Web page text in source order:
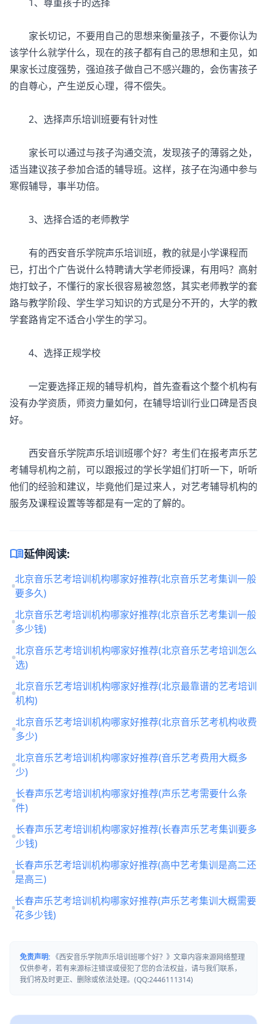
家长切记，不要用自己的思想来衡量孩子，不要你认为
该学什么就学什么，现在的孩子都有自己的思想和主见，如
果家长过度强势，强迫孩子做自己不感兴趣的，会伤害孩子
的自尊心，产生逆反心理，得不偿失。
2、选择声乐培训班要有针对性
家长可以通过与孩子沟通交流，发现孩子的薄弱之处，
适当建议孩子参加合适的辅导班。这样，孩子在沟通中参与
寒假辅导，事半功倍。
3、选择合适的老师教学
有的西安音乐学院声乐培训班，教的就是小学课程而
已，打出个广告说什么特聘请大学老师授课，有用吗？高射
炮打蚊子，不懂行的家长很容易被忽悠，其实老师教学的套
路与教学阶段、学生学习知识的方式是分不开的，大学的教
学套路肯定不适合小学生的学习。
4、选择正规学校
一定要选择正规的辅导机构，首先查看这个整个机构有
没有办学资质，师资力量如何，在辅导培训行业口碑是否良
好。
西安音乐学院声乐培训班哪个好？考生们在报考声乐艺
考辅导机构之前，可以跟报过的学长学姐们打听一下，听听
他们的经验和建议，毕竟他们是过来人，对艺考辅导机构的
服务及课程设置等等都是有一定的了解的。
menu_book延伸阅读:
北京音乐艺考培训机构哪家好推荐(北京音乐艺考集训一般
要多久)
北京音乐艺考培训机构哪家好推荐(北京音乐艺考集训一般
多少钱)
北京音乐艺考培训机构哪家好推荐(北京音乐艺考培训怎么
选)
北京音乐艺考培训机构哪家好推荐(北京最靠谱的艺考培训
机构)
北京音乐艺考培训机构哪家好推荐(北京音乐艺考机构收费
多少)
北京音乐艺考培训机构哪家好推荐(音乐艺考费用大概多
少)
长春声乐艺考培训机构哪家好推荐(声乐艺考需要什么条
件)
长春声乐艺考培训机构哪家好推荐(长春声乐艺考集训要多
少钱)
长春声乐艺考培训机构哪家好推荐(高中艺考集训是高二还
是高三)
长春声乐艺考培训机构哪家好推荐(声乐艺考集训大概需要
花多少钱)
免责声明: 《西安音乐学院声乐培训班哪个好？》文章内容来源网络整理
仅供参考，若有来源标注错误或侵犯了您的合法权益，请与我们联系，
我们将及时更正、删除或依法处理。(QQ:2446111314)